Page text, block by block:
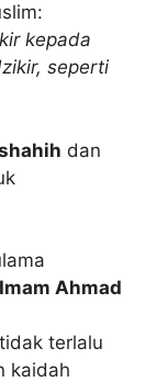
kepada
seperti
dan
Imam Ahmad
terlalu
kaidah